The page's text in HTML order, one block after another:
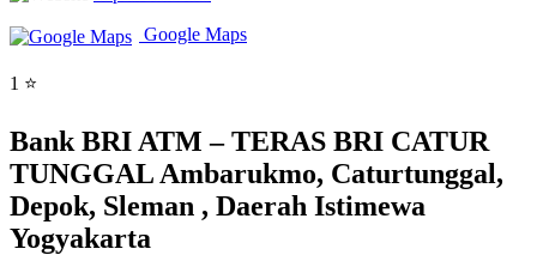
Google Maps
1 ⭐
Bank BRI ATM – TERAS BRI CATUR
TUNGGAL Ambarukmo, Caturtunggal,
Depok, Sleman , Daerah Istimewa
Yogyakarta